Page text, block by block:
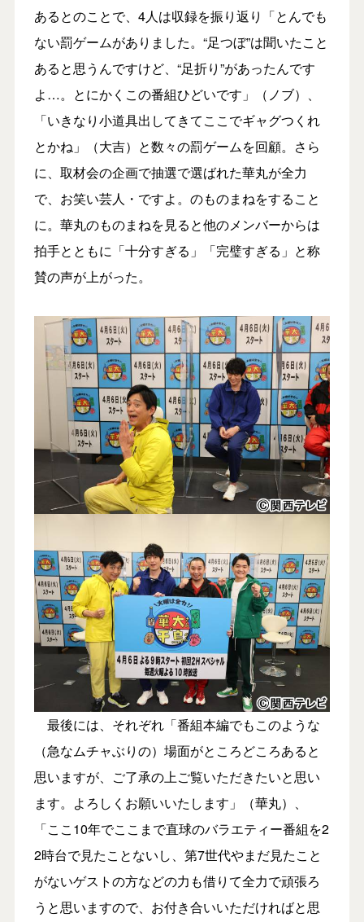
あるとのことで、4人は収録を振り返り「とんでも
ない罰ゲームがありました。“足つぼ”は聞いたこと
あると思うんですけど、“足折り”があったんです
よ…。とにかくこの番組ひどいです」（ノブ）、
「いきなり小道具出してきてここでギャグつくれ
とかね」（大吉）と数々の罰ゲームを回顧。さら
に、取材会の企画で抽選で選ばれた華丸が全力
で、お笑い芸人・ですよ。のものまねをすること
に。華丸のものまねを見ると他のメンバーからは
拍手とともに「十分すぎる」「完璧すぎる」と称
賛の声が上がった。
最後には、それぞれ「番組本編でもこのような
（急なムチャぶりの）場面がところどころあると
思いますが、ご了承の上ご覧いただきたいと思い
ます。よろしくお願いいたします」（華丸）、
「ここ10年でここまで直球のバラエティー番組を2
2時台で見たことないし、第7世代やまだ見たこと
がないゲストの方などの力も借りて全力で頑張ろ
うと思いますので、お付き合いいただければと思